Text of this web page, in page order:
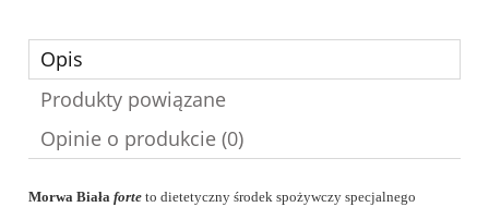
Opis
Produkty powiązane
Opinie o produkcie (0)
Morwa Biała forte to dietetyczny środek spożywczy specjalnego